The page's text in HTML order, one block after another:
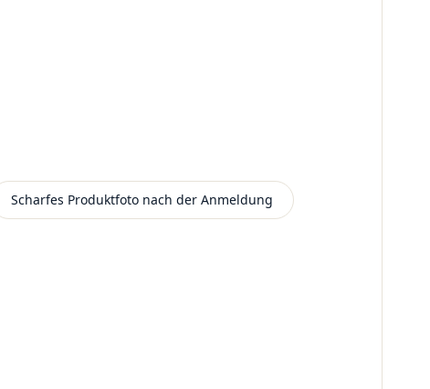
Beispielbild
Scharfes Produktfoto nach der Anmeldung